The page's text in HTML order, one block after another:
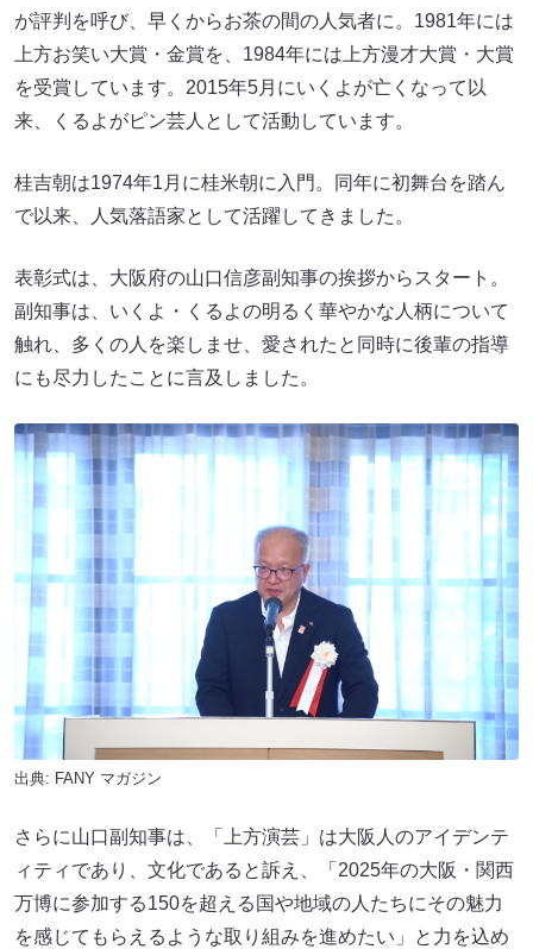
が評判を呼び、早くからお茶の間の人気者に。1981年には
上方お笑い大賞・金賞を、1984年には上方漫才大賞・大賞
を受賞しています。2015年5月にいくよが亡くなって以
来、くるよがピン芸人として活動しています。
桂吉朝は1974年1月に桂米朝に入門。同年に初舞台を踏ん
で以来、人気落語家として活躍してきました。
表彰式は、大阪府の山口信彦副知事の挨拶からスタート。
副知事は、いくよ・くるよの明るく華やかな人柄について
触れ、多くの人を楽しませ、愛されたと同時に後輩の指導
にも尽力したことに言及しました。
出典: FANY マガジン
さらに山口副知事は、「上方演芸」は大阪人のアイデンテ
ィティであり、文化であると訴え、「2025年の大阪・関西
万博に参加する150を超える国や地域の人たちにその魅力
を感じてもらえるような取り組みを進めたい」と力を込め